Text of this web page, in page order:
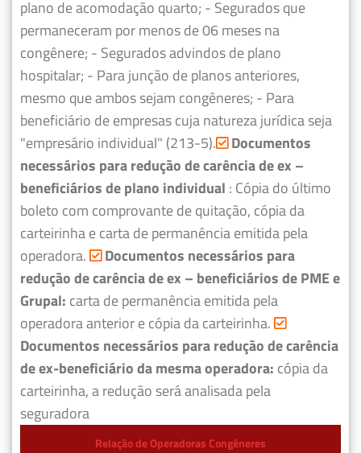
plano de acomodação quarto; - Segurados que
permaneceram por menos de 06 meses na
congênere; - Segurados advindos de plano
hospitalar; - Para junção de planos anteriores,
mesmo que ambos sejam congêneres; - Para
beneficiário de empresas cuja natureza jurídica seja
"empresário individual" (213-5). Documentos
necessários para redução de carência de ex –
beneficiários de plano individual : Cópia do último
boleto com comprovante de quitação, cópia da
carteirinha e carta de permanência emitida pela
operadora.
Documentos necessários para
redução de carência de ex – beneficiários de PME e
Grupal: carta de permanência emitida pela
operadora anterior e cópia da carteirinha.
Documentos necessários para redução de carência
de ex-beneficiário da mesma operadora: cópia da
carteirinha, a redução será analisada pela
seguradora
Relação de Operadoras Congêneres